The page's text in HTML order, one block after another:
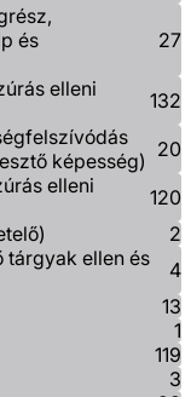
és
27
elleni
132
képesség)
20
elleni
120
2
tárgyak ellen és
4
13
1
119
3